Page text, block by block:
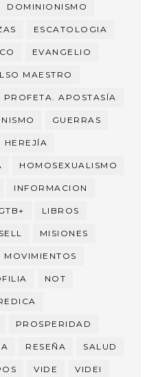
DOMINIONISMO
ESCATOLOGIA
EVANGELIO
MAESTRO
PROFETA. APOSTASÍA
GUERRAS
HEREJÍA
HOMOSEXUALISMO
INFORMACION
LIBROS
MISIONES
MOVIMIENTOS
NOT
PROSPERIDAD
RESEÑA SALUD
VIDE VIDEI